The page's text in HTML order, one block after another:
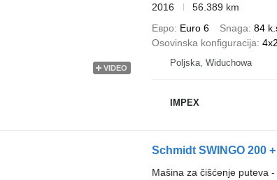
VIDEO
2016
56.389 km
Евро
Euro 6 Snaga 84
Osovinska konfiguracija 4x2
Poljska, Widuchowa
IMPEX
Schmidt SWINGO 200
Mašina za čišćenje puteva